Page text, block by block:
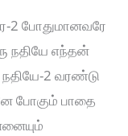
போதுமானவரே
நதியே எந்தன்
2 வரண்டு
போகும் பாதை